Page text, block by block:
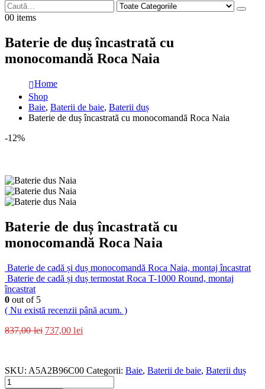
00 items
Baterie de duș încastrată cu
monocomandă Roca Naia
Home
Shop
Baie, Baterii de baie, Baterii duș
Baterie de duș încastrată cu monocomandă Roca Naia
-12%
Baterie de duș încastrată cu
monocomandă Roca Naia
Baterie de cadă și duș monocomandă Roca Naia, montaj încastrat
Baterie de cadă și duș termostat Roca T-1000 Round, montaj
încastrat
0 out of 5
( Nu există recenzii până acum. )
837,00lei 737,00lei
SKU: A5A2B96C00 Categorii: Baie, Baterii de baie, Baterii duș